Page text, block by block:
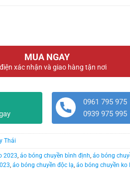
MUA NGAY
xác nhận và giao hàng tận nơi
0961 795 975
0939 975 995
Thái
2023, áo bóng chuyền bình định, áo bóng
, áo bóng chuyền độc lạ, áo bóng chuyền ko